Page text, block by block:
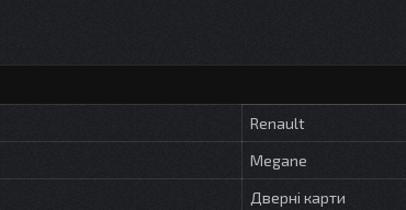
Renault
Megane
Дверні карти